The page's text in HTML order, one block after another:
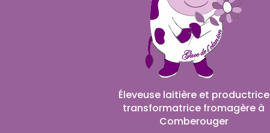
Éleveuse laitière et productrice
transformatrice fromagère à
Comberouger